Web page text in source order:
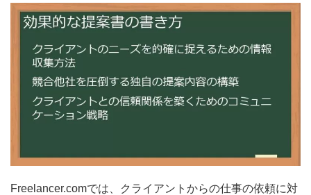
Freelancer.comでは、クライアントからの仕事の依頼に対